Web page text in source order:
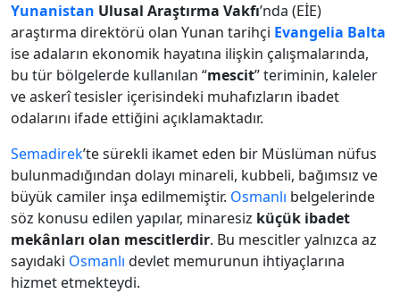
Yunanistan Ulusal Araştırma Vakfı’nda (EİE)
araştırma direktörü olan Yunan tarihçi Evangelia Balta
ise adaların ekonomik hayatına ilişkin çalışmalarında,
bu tür bölgelerde kullanılan “mescit” teriminin, kaleler
ve askerî tesisler içerisindeki muhafızların ibadet
odalarını ifade ettiğini açıklamaktadır.
Semadirek’te sürekli ikamet eden bir Müslüman nüfus
bulunmadığından dolayı minareli, kubbeli, bağımsız ve
büyük camiler inşa edilmemiştir. Osmanlı belgelerinde
söz konusu edilen yapılar, minaresiz küçük ibadet
mekânları olan mescitlerdir. Bu mescitler yalnızca az
sayıdaki Osmanlı devlet memurunun ihtiyaçlarına
hizmet etmekteydi.